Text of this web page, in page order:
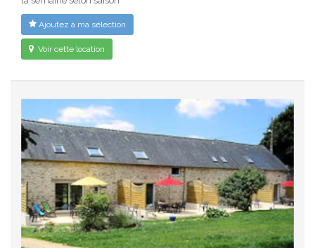
Ajoutez à ma sélection
Voir cette location